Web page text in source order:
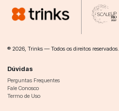
® 2026, Trinks — Todos os direitos reservados.
Dúvidas
Perguntas Frequentes
Fale Conosco
Termo de Uso